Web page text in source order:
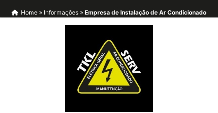
Home» Informações » Empresa de Instalação de Ar Condicionado